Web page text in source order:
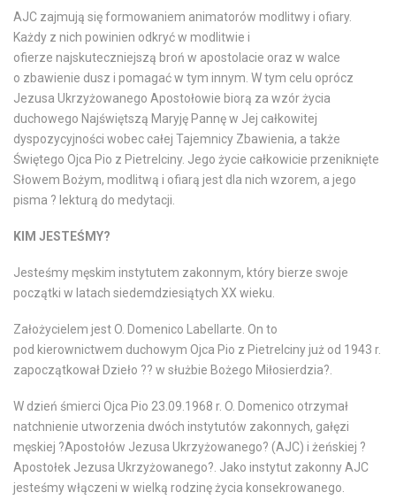
AJC zajmują się formowaniem animatorów modlitwy i ofiary.
Każdy z nich powinien odkryć w modlitwie i
ofierze najskuteczniejszą broń w apostolacie oraz w walce
o zbawienie dusz i pomagać w tym innym. W tym celu oprócz
Jezusa Ukrzyżowanego Apostołowie biorą za wzór życia
duchowego Najświętszą Maryję Pannę w Jej całkowitej
dyspozycyjności wobec całej Tajemnicy Zbawienia, a także
Świętego Ojca Pio z Pietrelciny. Jego życie całkowicie przeniknięte
Słowem Bożym, modlitwą i ofiarą jest dla nich wzorem, a jego
pisma ? lekturą do medytacji.
KIM JESTEŚMY?
Jesteśmy męskim instytutem zakonnym, który bierze swoje
początki w latach siedemdziesiątych XX wieku.
Założycielem jest O. Domenico Labellarte. On to
pod kierownictwem duchowym Ojca Pio z Pietrelciny już od 1943 r.
zapoczątkował Dzieło ?? w służbie Bożego Miłosierdzia?.
W dzień śmierci Ojca Pio 23.09.1968 r. O. Domenico otrzymał
natchnienie utworzenia dwóch instytutów zakonnych, gałęzi
męskiej ?Apostołów Jezusa Ukrzyżowanego? (AJC) i żeńskiej ?
Apostołek Jezusa Ukrzyżowanego?. Jako instytut zakonny AJC
jesteśmy włączeni w wielką rodzinę życia konsekrowanego.